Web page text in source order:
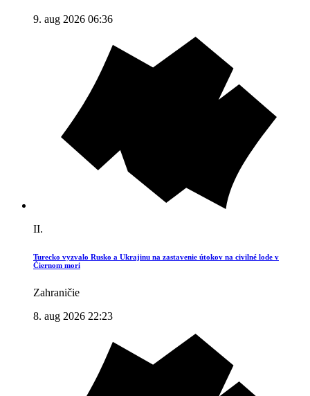
9. aug 2026 06:36
II.
Turecko vyzvalo Rusko a Ukrajinu na zastavenie útokov na civilné lode v
Čiernom mori
Zahraničie
8. aug 2026 22:23